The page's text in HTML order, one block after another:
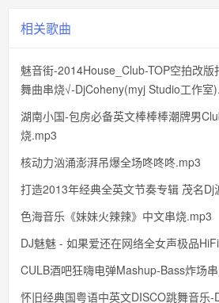
相关歌曲
魅音街-2014House_Club-TOP空拍改版
舞曲串烧√-DjCoheny(myj Studio工作室
湖南小国-包房必备英文棒棒棒潮牌男
烧.mp3
核动力汹涌澎湃吊爆全场咚咚咚.mp3
打造2013年经典全英文节奏专辑 茂名Dj
色海音乐《妹妹火辣辣》中文串烧.mp3
DJ魅魅 - 如果爱还在网络全女声极品
CULB酒吧狂嗨电弹Mashup-Bass炸场
怀旧经典国粤语中英文DISCO跳舞音乐-